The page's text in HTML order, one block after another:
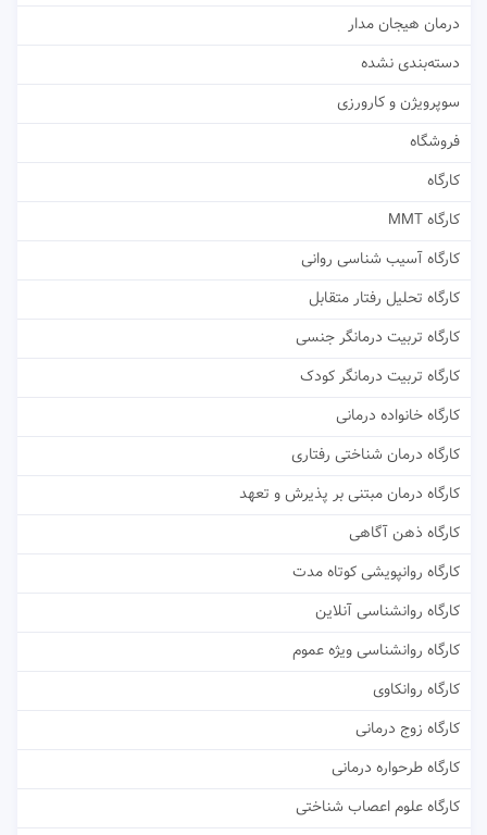
درمان هیجان مدار
دسته‌بندی نشده
سوپرویژن و کارورزی
فروشگاه
کارگاه
کارگاه MMT
کارگاه آسیب شناسی روانی
کارگاه تحلیل رفتار متقابل
کارگاه تربیت درمانگر جنسی
کارگاه تربیت درمانگر کودک
کارگاه خانواده درمانی
کارگاه درمان شناختی رفتاری
کارگاه درمان مبتنی بر پذیرش و تعهد
کارگاه ذهن آگاهی
کارگاه روانپویشی کوتاه مدت
کارگاه روانشناسی آنلاین
کارگاه روانشناسی ویژه عموم
کارگاه روانکاوی
کارگاه زوج درمانی
کارگاه طرحواره درمانی
کارگاه علوم اعصاب شناختی